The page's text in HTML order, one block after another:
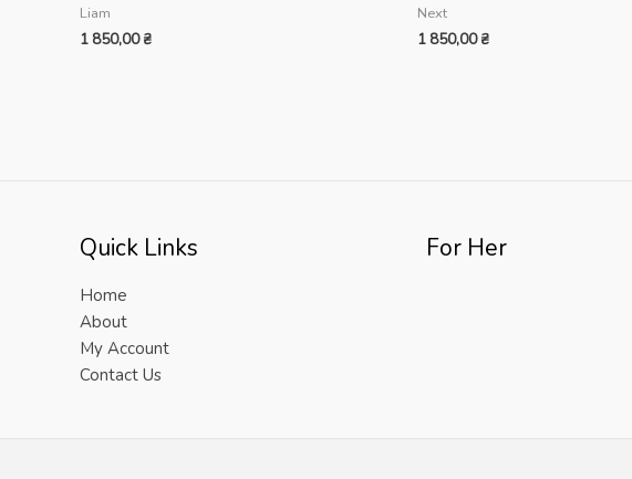
Liam
1 850,00₴
Next
1 850,00₴
Quick Links
Home
About
My Account
Contact Us
For Her